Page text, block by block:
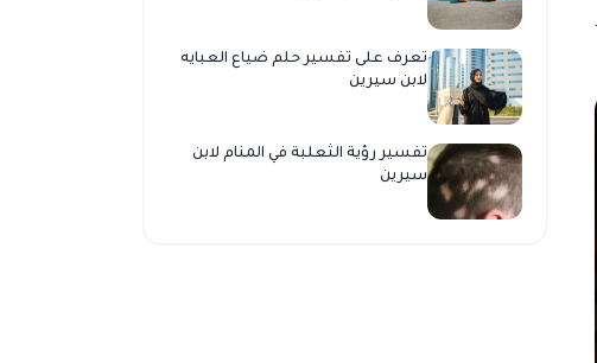
تعرف على تفسير حلم ضياع العبايه
لابن سيرين
تفسير رؤية الثعلبة في المنام لابن
سيرين